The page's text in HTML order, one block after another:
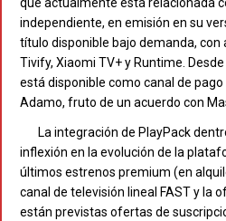
que actualmente está relacionada
independiente, en emisión en su
título disponible bajo demanda,
Tivify, Xiaomi TV+ y Runtime.
está disponible como canal de
Adamo, fruto de un acuerdo con
La integración de PlayPack
inflexión en la evolución de la
últimos estrenos premium (en
canal de televisión lineal FAST y la
están previstas ofertas de